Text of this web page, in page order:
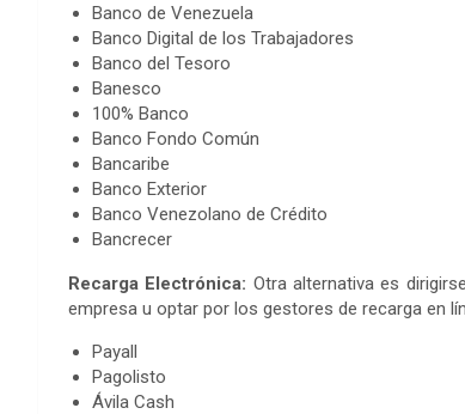
Banco de Venezuela
Banco Digital de los Trabajadores
Banco del Tesoro
Banesco
100% Banco
Banco Fondo Común
Bancaribe
Banco Exterior
Banco Venezolano de Crédito
Bancrecer
Recarga Electrónica: Otra alternativa es
empresa u optar por los gestores de recarga en
Payall
Pagolisto
Ávila Cash